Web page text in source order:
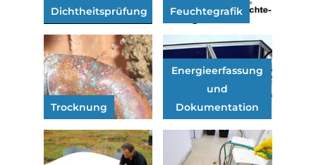
Dichtheitsprüfung
Feuchtegrafik
Trocknung
Energieerfassung
und
Dokumentation